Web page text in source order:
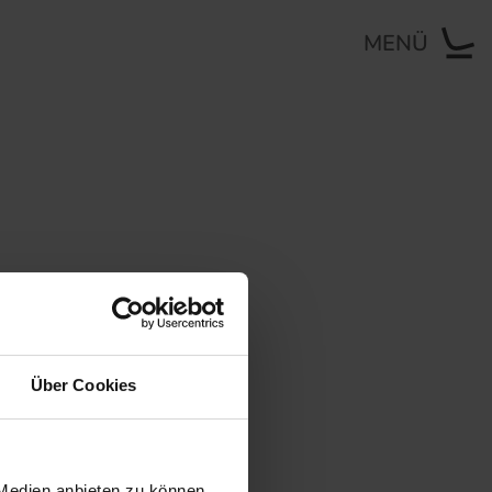
Über Cookies
MENÜ
Nach